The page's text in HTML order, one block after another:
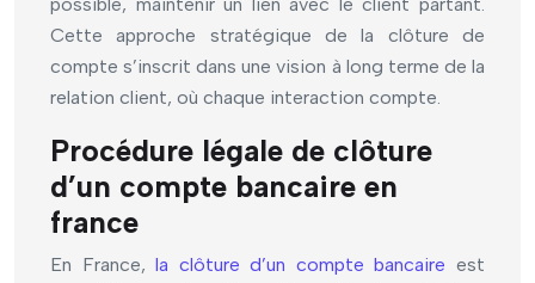
Cette approche stratégique de la clôture de
compte s’inscrit dans une vision à long terme de la
relation client, où chaque interaction compte.
Procédure légale de clôture
d’un compte bancaire en
france
En France,la clôture d’un compte bancaireest